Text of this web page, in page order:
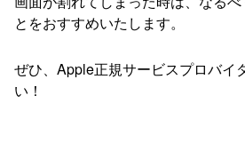
とをおすすめいたします。
ぜひ、Apple正規サービスプロバイ
い！